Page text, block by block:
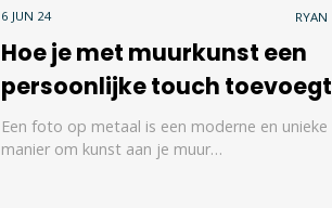
6 JUN 24 RYAN
Hoe je met muurkunst een
persoonlijke touch toevoegt
Een foto op metaal is een moderne en unieke
manier om kunst aan je muur…